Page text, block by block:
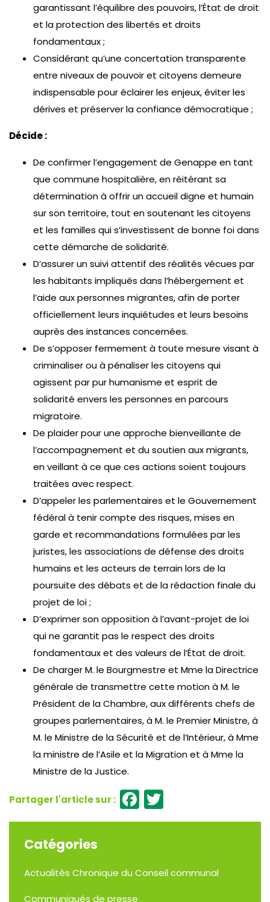
garantissant l’équilibre des pouvoirs, l’État de droit
et la protection des libertés et droits
fondamentaux ;
Considérant qu’une concertation transparente
entre niveaux de pouvoir et citoyens demeure
indispensable pour éclairer les enjeux, éviter les
dérives et préserver la confiance démocratique ;
Décide :
De confirmer l’engagement de Genappe en tant
que commune hospitalière, en réitérant sa
détermination à offrir un accueil digne et humain
sur son territoire, tout en soutenant les citoyens
et les familles qui s’investissent de bonne foi dans
cette démarche de solidarité.
D’assurer un suivi attentif des réalités vécues par
les habitants impliqués dans l’hébergement et
l’aide aux personnes migrantes, afin de porter
officiellement leurs inquiétudes et leurs besoins
auprès des instances concernées.
De s’opposer fermement à toute mesure visant à
criminaliser ou à pénaliser les citoyens qui
agissent par pur humanisme et esprit de
solidarité envers les personnes en parcours
migratoire.
De plaider pour une approche bienveillante de
l’accompagnement et du soutien aux migrants,
en veillant à ce que ces actions soient toujours
traitées avec respect.
D’appeler les parlementaires et le Gouvernement
fédéral à tenir compte des risques, mises en
garde et recommandations formulées par les
juristes, les associations de défense des droits
humains et les acteurs de terrain lors de la
poursuite des débats et de la rédaction finale du
projet de loi ;
D’exprimer son opposition à l’avant-projet de loi
qui ne garantit pas le respect des droits
fondamentaux et des valeurs de l’État de droit.
De charger M. le Bourgmestre et Mme la Directrice
générale de transmettre cette motion à M. le
Président de la Chambre, aux différents chefs de
groupes parlementaires, à M. le Premier Ministre, à
M. le Ministre de la Sécurité et de l’Intérieur, à Mme
la ministre de l’Asile et la Migration et à Mme la
Ministre de la Justice.
Facebook
Catégories
Actualités Chronique du Conseil communal
Communiqués de presse